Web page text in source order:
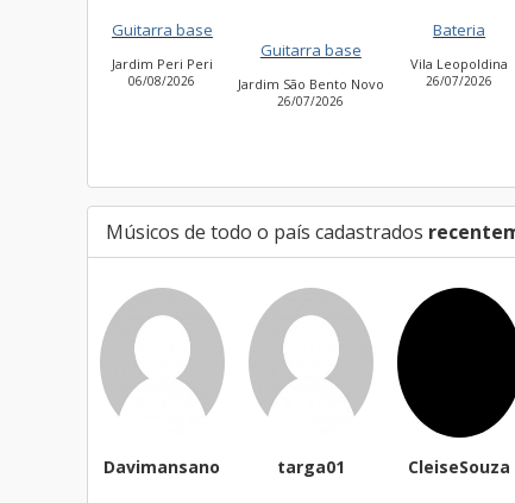
Jardim São Bento Novo
Vila Leopoldina
26/07/2026
Vocalista - Baixo
Jardim Aurora (Zona
Leste)
Músicos de todo o país cadastrados
targa01 CleiseSouza Helioandradejr